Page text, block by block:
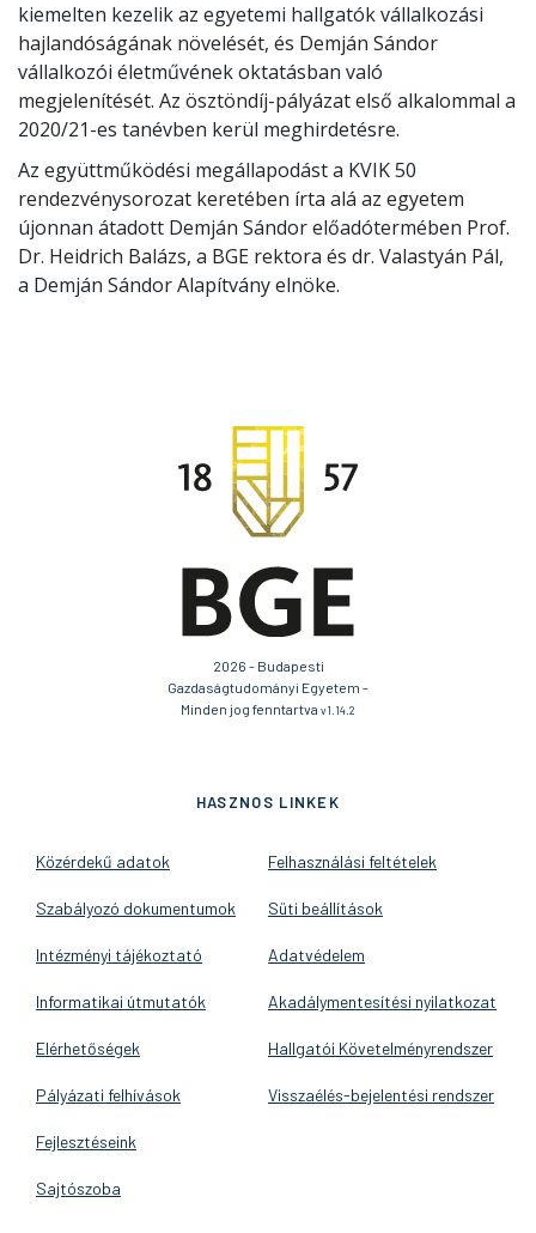
kiemelten kezelik az egyetemi hallgatók vállalkozási
hajlandóságának növelését, és Demján Sándor
vállalkozói életművének oktatásban való
megjelenítését. Az ösztöndíj-pályázat első alkalommal a
2020/21-es tanévben kerül meghirdetésre.
Az együttműködési megállapodást a KVIK 50
rendezvénysorozat keretében írta alá az egyetem
újonnan átadott Demján Sándor előadótermében Prof.
Dr. Heidrich Balázs, a BGE rektora és dr. Valastyán Pál,
a Demján Sándor Alapítvány elnöke.
2026 - Budapesti
Gazdaságtudományi Egyetem -
Minden jog fenntartva v1.14.2
HASZNOS LINKEK
Közérdekű adatok
Szabályozó dokumentumok
Intézményi tájékoztató
Informatikai útmutatók
Elérhetőségek
Pályázati felhívások
Fejlesztéseink
Sajtószoba
Felhasználási feltételek
Süti beállítások
Adatvédelem
Akadálymentesítési nyilatkozat
Hallgatói Követelményrendszer
Visszaélés-bejelentési rendszer